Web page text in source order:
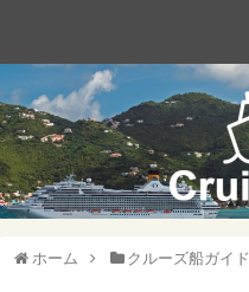
ホーム クルーズ船ガイド